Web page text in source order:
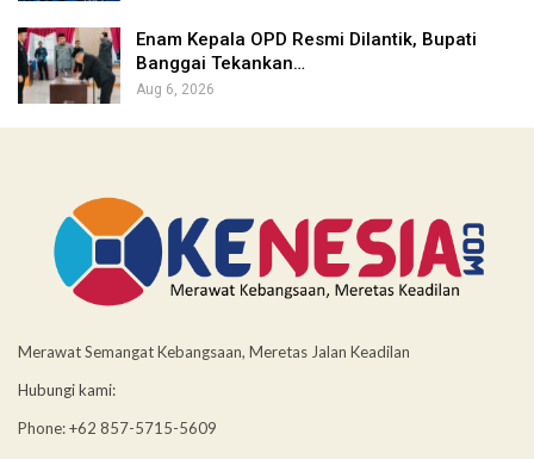
Enam Kepala OPD Resmi Dilantik, Bupati
Banggai Tekankan…
Aug 6, 2026
Merawat Semangat Kebangsaan, Meretas Jalan Keadilan
Hubungi kami:
Phone: +62 857-5715-5609